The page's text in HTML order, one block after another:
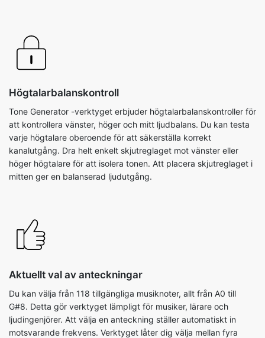
Högtalarbalanskontroll
Tone Generator -verktyget erbjuder högtalarbalanskontroller för
att kontrollera vänster, höger och mitt ljudbalans. Du kan testa
varje högtalare oberoende för att säkerställa korrekt
kanalutgång. Dra helt enkelt skjutreglaget mot vänster eller
höger högtalare för att isolera tonen. Att placera skjutreglaget i
mitten ger en balanserad ljudutgång.
Aktuellt val av anteckningar
Du kan välja från 118 tillgängliga musiknoter, allt från A0 till
G#8. Detta gör verktyget lämpligt för musiker, lärare och
ljudingenjörer. Att välja en anteckning ställer automatiskt in
motsvarande frekvens. Verktyget låter dig välja mellan fyra